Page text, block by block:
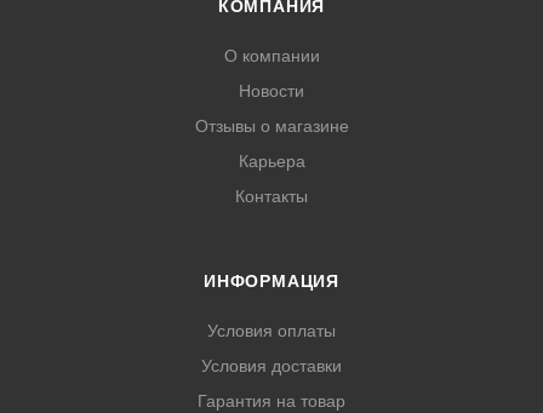
КОМПАНИЯ
О компании
Новости
Отзывы о магазине
Карьера
Контакты
ИНФОРМАЦИЯ
Условия оплаты
Условия доставки
Гарантия на товар